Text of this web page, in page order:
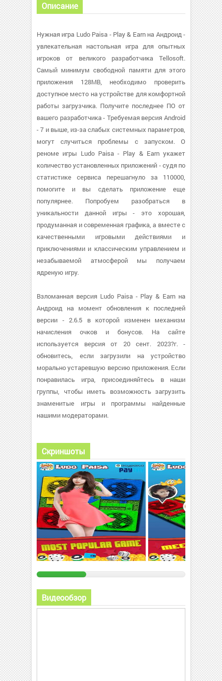
Описание
Нужная игра Ludo Paisa - Play & Earn на Андроид -
увлекательная настольная игра для опытных
игроков от великого разработчика Tellosoft.
Самый минимум свободной памяти для этого
приложения 128MB, необходимо проверить
доступное место на устройстве для комфортной
работы загрузчика. Получите последнее ПО от
вашего разработчика - Требуемая версия Android
- 7 и выше, из-за слабых системных параметров,
могут случиться проблемы с запуском. О
реноме игры Ludo Paisa - Play & Earn укажет
количество установленных приложений - судя по
статистике сервиса перешагнуло за 110000,
помогите и вы сделать приложение еще
популярнее. Попробуем разобраться в
уникальности данной игры - это хорошая,
продуманная и современная графика, а вместе с
качественными игровыми действиями и
приключениями и классическим управлением и
незабываемой атмосферой мы получаем
ядреную игру.
Взломанная версия Ludo Paisa - Play & Earn на
Андроид на момент обновления к последней
версии - 2.6.5 в которой изменен механизм
начисления очков и бонусов. На сайте
используется версия от 20 сент. 2023?г. -
обновитесь, если загрузили на устройство
морально устаревшую версию приложения. Если
понравилась игра, присоединяйтесь в наши
группы, чтобы иметь возможность загрузить
знаменитые игры и программы найденные
нашими модераторами.
Скриншоты
Видеообзор